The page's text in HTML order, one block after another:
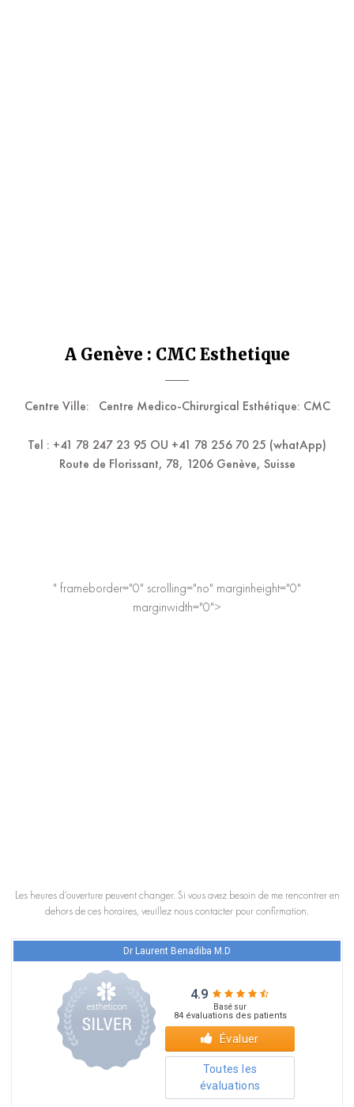
A Genève : CMC Esthetique
Centre Ville: Centre Medico-Chirurgical Esthétique: CMC
Tel : +41 78 247 23 95 OU +41 78 256 70 25 (whatApp)
Route de Florissant, 78, 1206 Genève, Suisse
" frameborder="0" scrolling="no" marginheight="0"
marginwidth="0">
Les heures d’ouverture peuvent changer. Si vous avez besoin de me rencontrer en
dehors de ces horaires, veuillez nous contacter pour confirmation.